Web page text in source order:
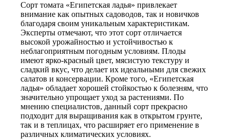
Сорт томата «Египетская ладья» привлекает
внимание как опытных садоводов, так и новичков
благодаря своим уникальным характеристикам.
Эксперты отмечают, что этот сорт отличается
высокой урожайностью и устойчивостью к
неблагоприятным погодным условиям. Плоды
имеют ярко-красный цвет, мясистую текстуру и
сладкий вкус, что делает их идеальными для свежих
салатов и консервации. Кроме того, «Египетская
ладья» обладает хорошей стойкостью к болезням, что
значительно упрощает уход за растениями. По
мнению специалистов, данный сорт прекрасно
подходит для выращивания как в открытом грунте,
так и в теплицах, что расширяет его применение в
различных климатических условиях.